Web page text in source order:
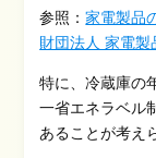
参照：家電製品
財団法人 家電製
特に、冷蔵庫の
一省エネラベル
あることが考え